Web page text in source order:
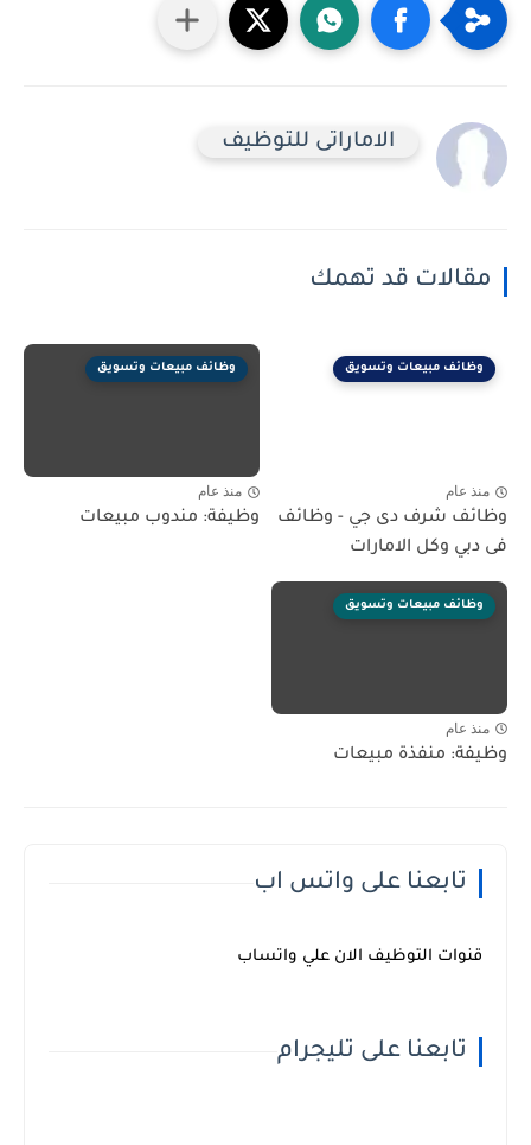
الاماراتى للتوظيف
مقالات قد تهمك
وظائف مبيعات وتسويق
منذ عام
وظائف شرف دى جي - وظائف
فى دبي وكل الامارات
وظائف مبيعات وتسويق
منذ عام
وظيفة: مندوب مبيعات
وظائف مبيعات وتسويق
منذ عام
وظيفة: منفذة مبيعات
تابعنا على واتس اب
قنوات التوظيف الان علي واتساب
تابعنا على تليجرام